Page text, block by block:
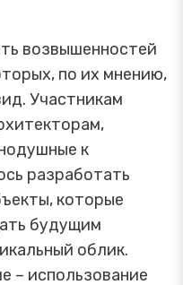
возвышенностей
по их мнению,
Участникам
к
разработать
которые
будущим
облик.
– использование